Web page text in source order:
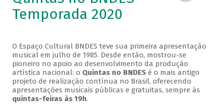
Temporada 2020
O Espaço Cultural BNDES teve sua primeira apresentação
musical em julho de 1985. Desde então, mostrou-se
pioneiro no apoio ao desenvolvimento da produção
artística nacional: o Quintas no BNDESé o mais antigo
projeto de realização contínua no Brasil, oferecendo
apresentações musicais públicas e gratuitas, sempre às
quintas-feiras às 19h.